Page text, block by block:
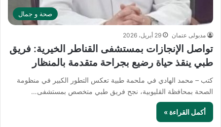
صحة و جمال
مدبولى عتمان 29 أبريل، 2026
تواصل الإنجازات بمستشفى القناطر الخيرية: فريق
طبي ينقذ حياة رضيع بجراحة متقدمة بالمنظار
كتب – محمد الهادي في ملحمة طبية تعكس التطور الكبير في منظومة
الصحة بمحافظة القليوبية، نجح فريق طبي متخصص بمستشفى…
أكمل القراءة »